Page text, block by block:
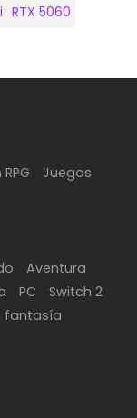
RTX 5060
Juegos
Aventura
PC
Switch 2
fantasía